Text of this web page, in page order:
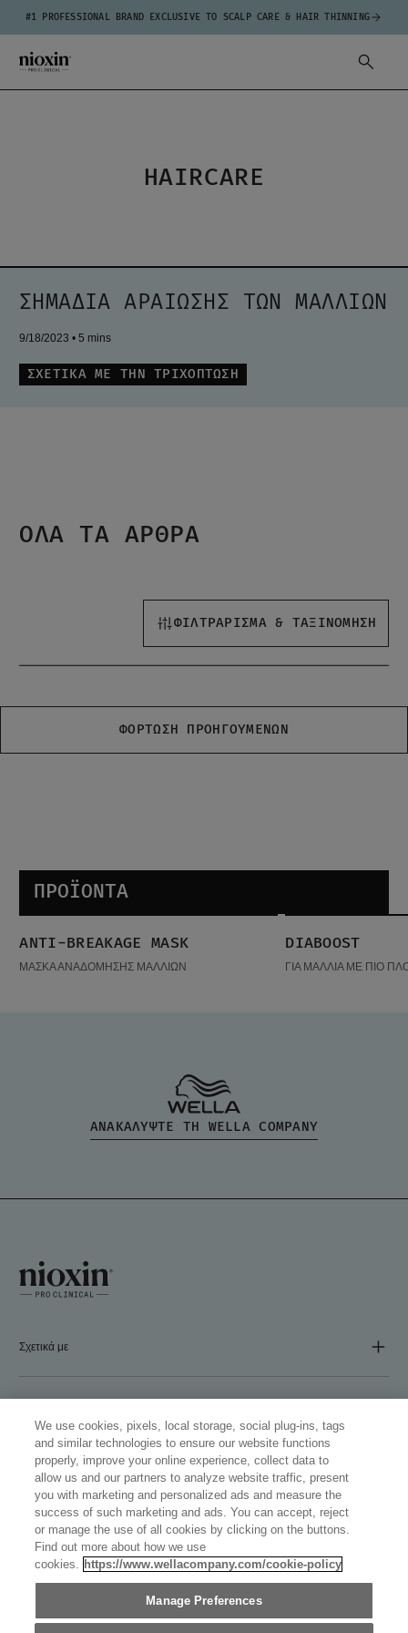
#1 PROFESSIONAL BRAND EXCLUSIVE TO SCALP CARE & HAIR THINNING
HAIRCARE
ΣΗΜΆΔΙΑ ΑΡΑΊΩΣΗΣ ΤΩΝ ΜΑΛΛΙΏΝ
9/18/2023 • 5 mins
ΣΧΕΤΙΚΑ ΜΕ ΤΗΝ ΤΡΙΧΟΠΤΩΣΗ
ΌΛΑ ΤΑ ΆΡΘΡΑ
ΤΑΞΙΝΌΜΗΣΗ ΜΕ ΒΆΣΗ ΠΙΟ ΠΡΌΣΦΑΤΟ
ΦΙΛΤΡΑΡΙΣΜΑ & ΤΑΞΙΝΟΜΗΣΗ
ΦΌΡΤΩΣΗ ΠΡΟΗΓΟΎΜΕΝΩΝ
ΠΡΟΪΌΝΤΑ
Anti-Breakage Mask
ANTI-BREAKAGE MASK
ΜΑΣΚΑ ΑΝΑΔΟΜΗΣΗΣ ΜΑΛΛΙΩΝ
Diaboost
ΔΗΜΟΦΙΛΉ
DIABOOST
ΓΙΑ ΜΑΛΛΙΑ ΜΕ ΠΙΟ
ΑΝΑΚΑΛΥΨΤΕ ΤΗ WELLA COMPANY
Σχετικά με
Ακολουθήστε μας
©2026 WELLA OPERATIONS US LLC, ΌΛΑ ΤΑ
WELLASTORE
GREECE (ΕΛΛΗΝΙΚΆ)
We use cookies, pixels, local storage, social plug-ins, tags
and similar technologies to ensure our website functions
properly, improve your online experience, collect data to
allow us and our partners to analyze website traffic, present
you with marketing and personalized ads and measure the
success of such marketing and ads. You can accept, reject
or manage the use of all cookies by clicking on the buttons.
Find out more about how we use
cookies. https://www.wellacompany.com/cookie-policy
Manage Preferences